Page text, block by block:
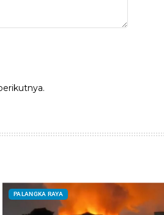
PALANGKA RAYA